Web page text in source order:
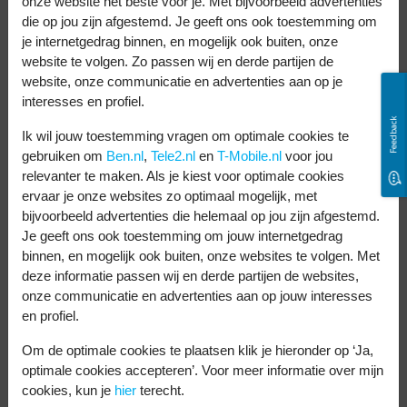
Reno12 F heeft een Dimensity 6300
processor met een rekenkracht van
maximaal 2,4 GHz. De Reno12 heeft de
Dimensity 7300 Energy processor. En de
op 2,5 GHz. Dat betekent dat de Reno12 iets
sneller en zuiniger is.
Voordelen aan beide telefoons: de
rekenkracht en de hoeveelheid opslag. Ze
hebben beide 8 GB werkgeheugen. Dat
betekent dat je snel kunt schakelen tussen
apps. Zonder haperingen. En dankzij de
standaard opslag van 256 GB heb je meer
dan genoeg plek voor al je foto’s, video’s en
Feedback
die op jou zijn afgestemd. Je geeft ons ook toestemming om
je internetgedrag binnen, en mogelijk ook buiten, onze
website te volgen. Zo passen wij en derde partijen de
website, onze communicatie en advertenties aan op je
interesses en profiel.
Ik wil jouw toestemming vragen om optimale cookies te
gebruiken om Ben.nl, Tele2.nl en T-Mobile.nl voor jou
relevanter te maken. Als je kiest voor optimale cookies
ervaar je onze websites zo optimaal mogelijk, met
bijvoorbeeld advertenties die helemaal op jou zijn afgestemd.
Je geeft ons ook toestemming om jouw internetgedrag
binnen, en mogelijk ook buiten, onze websites te volgen. Met
deze informatie passen wij en derde partijen de websites,
onze communicatie en advertenties aan op jouw interesses
en profiel.
Om de optimale cookies te plaatsen klik je hieronder op ‘Ja,
optimale cookies accepteren’. Voor meer informatie over mijn
cookies, kun je hier terecht.